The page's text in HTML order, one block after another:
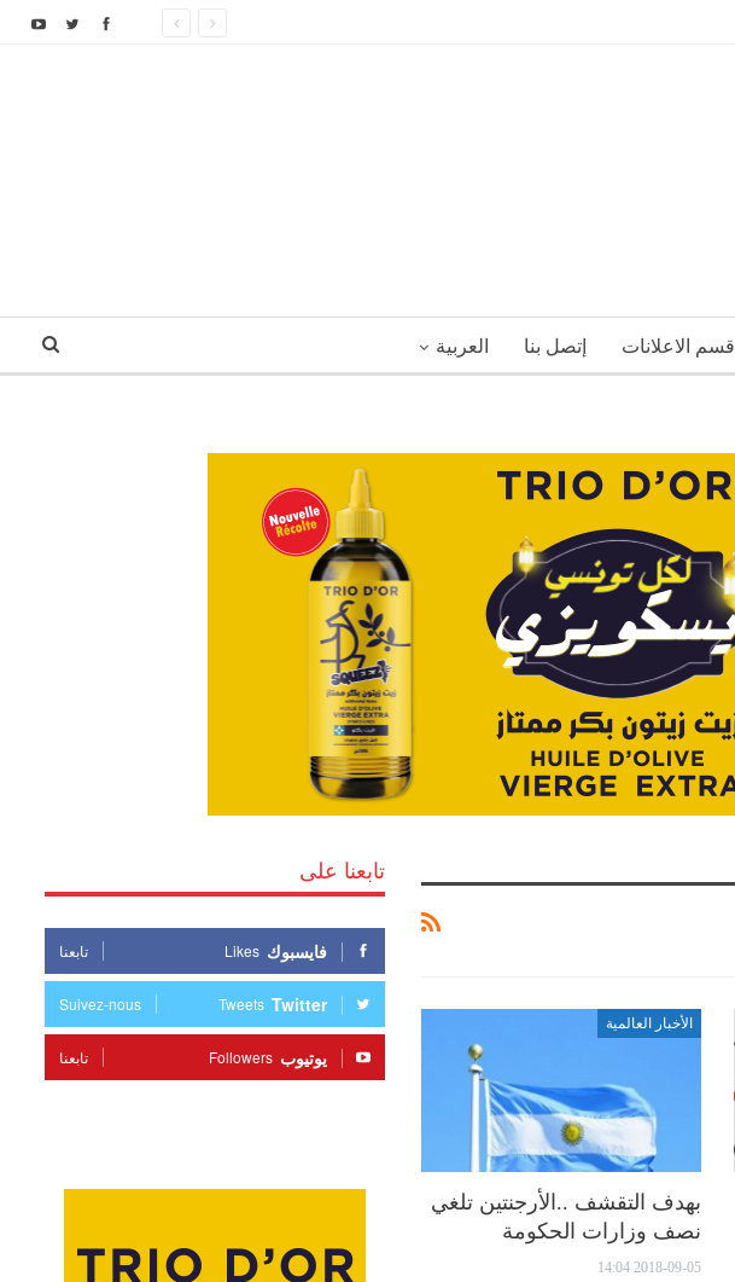
قسم الاعلانات إتصل بنا العربية
الأخبار العالمية
بهدف التقشف ..الأرجنتين تلغي
نصف وزارات الحكومة
2018-09-05 14:04
تابعنا على
فايسبوك Likes تابعنا
Twitter
Tweets
Suivez-nous
يوتيوب Followers تابعنا